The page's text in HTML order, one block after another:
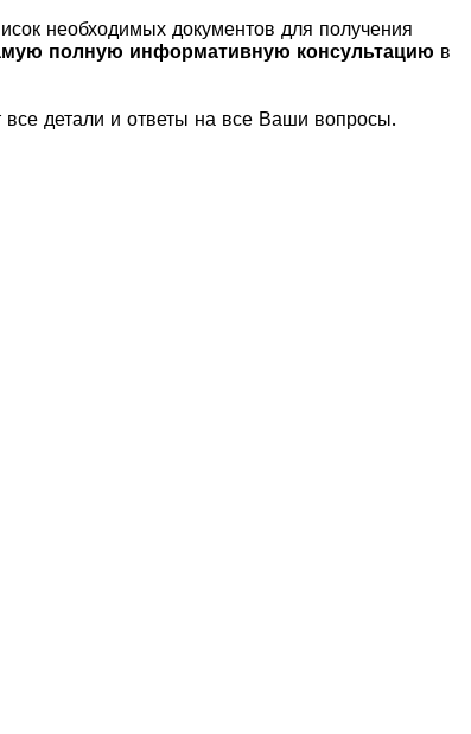
необходимых документов для получения
полную информативную консультацию в
все детали и ответы на все Ваши вопросы.